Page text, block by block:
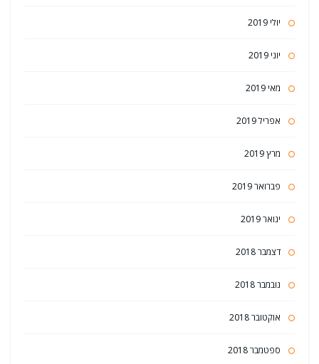
יולי 2019
יוני 2019
מאי 2019
אפריל 2019
מרץ 2019
פברואר 2019
ינואר 2019
דצמבר 2018
נובמבר 2018
אוקטובר 2018
ספטמבר 2018